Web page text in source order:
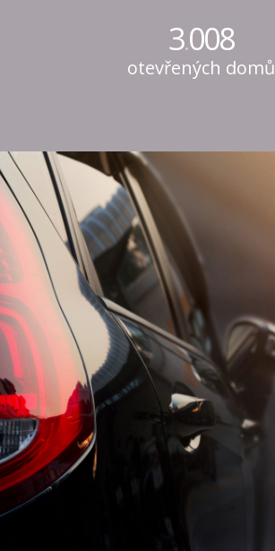
3.008
otevřených domů